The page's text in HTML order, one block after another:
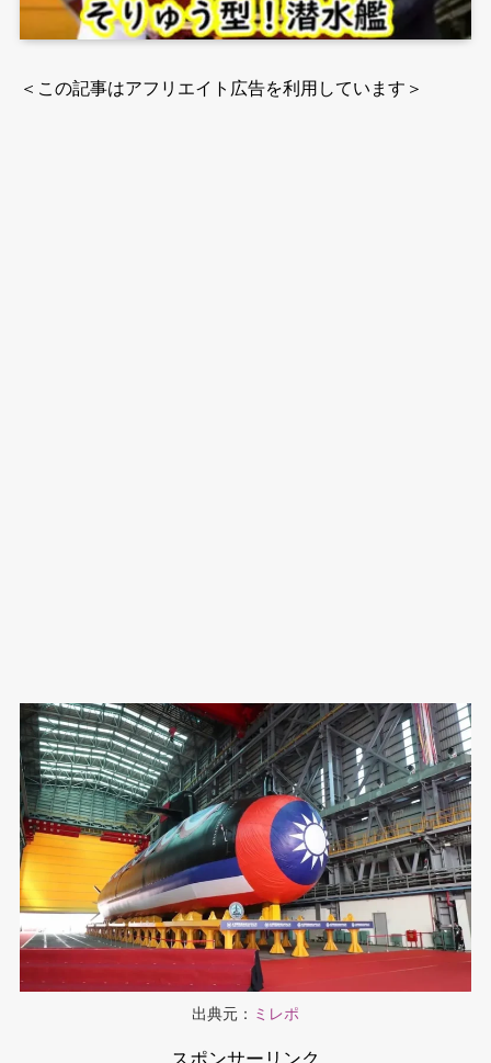
＜この記事はアフリエイト広告を利用しています＞
出典元： ミレポ
スポンサーリンク